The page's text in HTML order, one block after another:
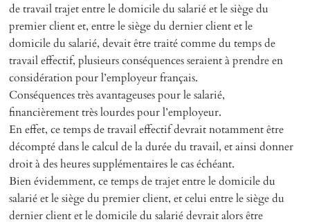
de travail trajet entre le domicile du salarié et le siège du
premier client et, entre le siège du dernier client et le
domicile du salarié, devait être traité comme du temps de
travail effectif, plusieurs conséquences seraient à prendre en
considération pour l’employeur français.
Conséquences très avantageuses pour le salarié,
financièrement très lourdes pour l’employeur.
En effet, ce temps de travail effectif devrait notamment être
décompté dans le calcul de la durée du travail, et ainsi donner
droit à des heures supplémentaires le cas échéant.
Bien évidemment, ce temps de trajet entre le domicile du
salarié et le siège du premier client, et celui entre le siège du
dernier client et le domicile du salarié devrait alors être